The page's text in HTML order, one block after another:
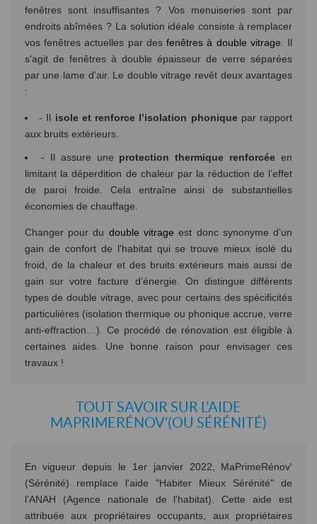
fenêtres sont insuffisantes ? Vos menuiseries sont par
endroits abîmées ? La solution idéale consiste à remplacer
vos fenêtres actuelles par desfenêtres à double vitrage . Il
s'agit de fenêtres à double épaisseur de verre séparées
par une lame d’air. Le double vitrage revêt deux avantages
:
- Il isole et renforce l’isolation phoniquepar rapport
aux bruits extérieurs.
- Il assure une protection thermique renforcée en
limitant la déperdition de chaleur par la réduction de l’effet
de paroi froide. Cela entraîne ainsi de substantielles
économies de chauffage.
Changer pour du double vitrage est donc synonyme d’un
gain de confort de l'habitat qui se trouve mieux isolé du
froid, de la chaleur et des bruits extérieurs mais aussi de
gain sur votre facture d’énergie. On distingue différents
types de double vitrage, avec pour certains des spécificités
particulières (isolation thermique ou phonique accrue, verre
anti-effraction…). Ce procédé de rénovation est éligible à
certaines aides. Une bonne raison pour envisager ces
travaux !
TOUT SAVOIR SUR L'AIDE
MAPRIMERÉNOV’(OU SÉRÉNITÉ)
En vigueur depuis le 1er janvier 2022, MaPrimeRénov'
(Sérénité) remplace l'aide "Habiter Mieux Sérénité" de
l’ANAH (Agence nationale de l'habitat). Cette aide est
attribuée aux propriétaires occupants, aux propriétaires